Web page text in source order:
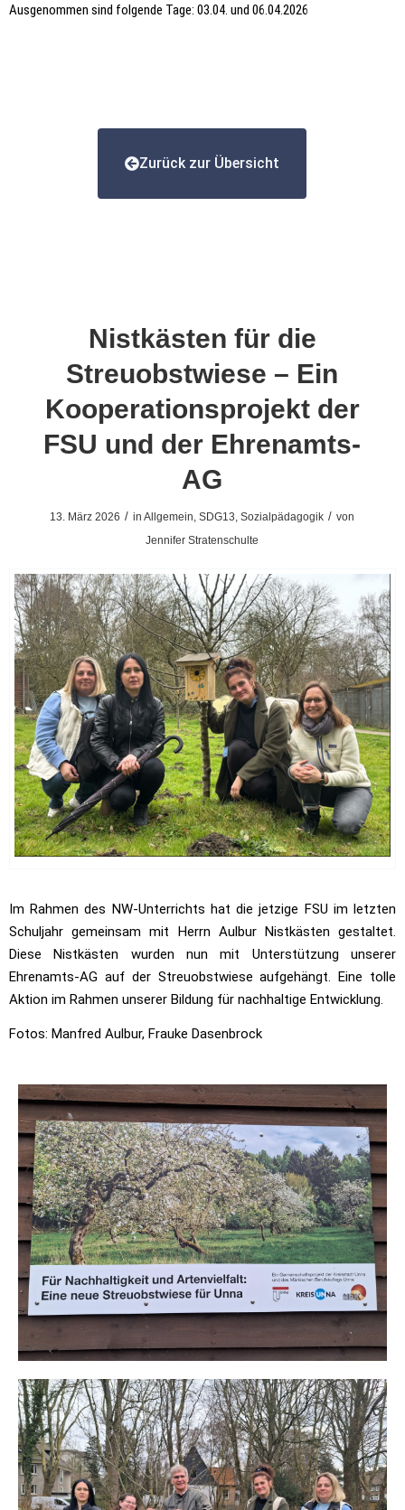
Ausgenommen sind folgende Tage: 03.04. und 06.04.2026
Zurück zur Übersicht
Nistkästen für die
Streuobstwiese – Ein
Kooperationsprojekt der
FSU und der Ehrenamts-
AG
13. März 2026 / inAllgemein,SDG13,Sozialpädagogik / von
Jennifer Stratenschulte
Im Rahmen des NW-Unterrichts hat die jetzige FSU im letzten
Schuljahr gemeinsam mit Herrn AulburNistkästen gestaltet.
Diese Nistkästen wurden nun mit Unterstützung unserer
Ehrenamts-AG auf der Streuobstwiese aufgehängt. Eine tolle
Aktion im Rahmen unserer Bildung für nachhaltige Entwicklung.
Fotos: Manfred Aulbur, Frauke Dasenbrock